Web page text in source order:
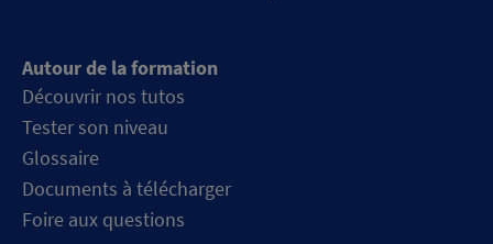
Autour de la formation
Découvrir nos tutos
Tester son niveau
Glossaire
Documents à télécharger
Foire aux questions